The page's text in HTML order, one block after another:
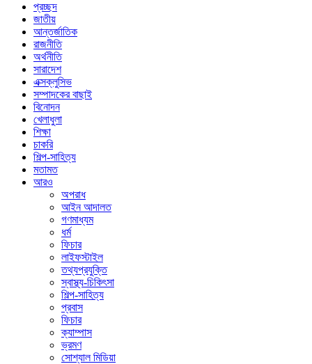
প্রচ্ছদ
জাতীয়
আন্তর্জাতিক
রাজনীতি
অর্থনীতি
সারাদেশ
এক্সক্লুসিভ
সম্পাদকের বাছাই
বিনোদন
খেলাধুলা
শিক্ষা
চাকরি
শিল্প-সাহিত্য
মতামত
আরও
অপরাধ
আইন আদালত
গণমাধ্যম
ধর্ম
ফিচার
লাইফস্টাইল
তথ্যপ্রযুক্তি
স্বাস্থ্য-চিকিৎসা
শিল্প-সাহিত্য
প্রবাস
ফিচার
ক্যাম্পাস
ভ্রমণ
সোশ্যাল মিডিয়া